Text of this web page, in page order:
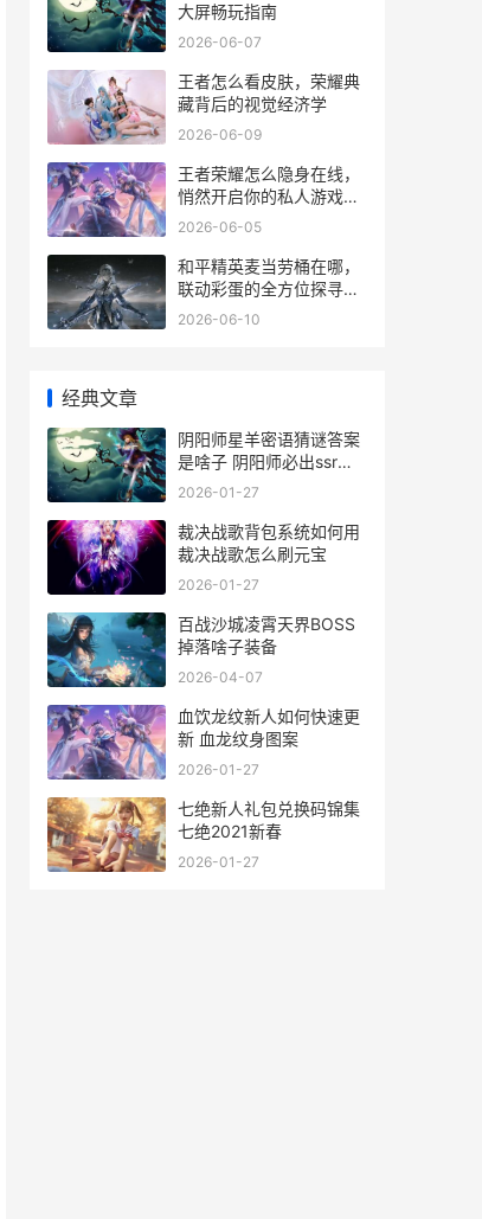
大屏畅玩指南
2026-06-07
王者怎么看皮肤，荣耀典
藏背后的视觉经济学
2026-06-09
王者荣耀怎么隐身在线，
悄然开启你的私人游戏时
光
2026-06-05
和平精英麦当劳桶在哪，
联动彩蛋的全方位探寻攻
略
2026-06-10
经典文章
阴阳师星羊密语猜谜答案
是啥子 阴阳师必出ssr星
星图案
2026-01-27
裁决战歌背包系统如何用
裁决战歌怎么刷元宝
2026-01-27
百战沙城凌霄天界BOSS
掉落啥子装备
2026-04-07
血饮龙纹新人如何快速更
新 血龙纹身图案
2026-01-27
七绝新人礼包兑换码锦集
七绝2021新春
2026-01-27